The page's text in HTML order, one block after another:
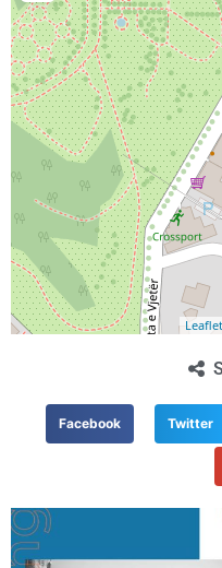
Leaflet
Facebook Twitter